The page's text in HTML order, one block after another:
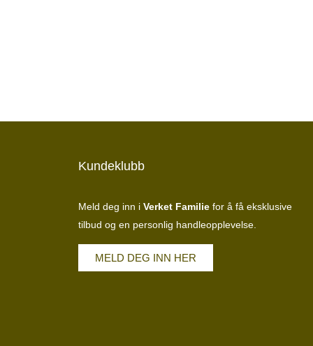
Kundeklubb
Meld deg inn i Verket Familie for å få eksklusive
tilbud og en personlig handleopplevelse.
MELD DEG INN HER